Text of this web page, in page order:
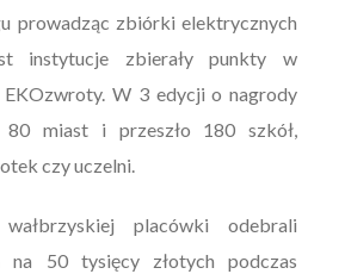
prowadząc zbiórki elektrycznych
instytucje zbierały punkty w
EKOzwroty. W 3 edycji o nagrody
80 miast i przeszło 180 szkół,
czy uczelni.
wałbrzyskiej placówki odebrali
50 tysięcy złotych podczas